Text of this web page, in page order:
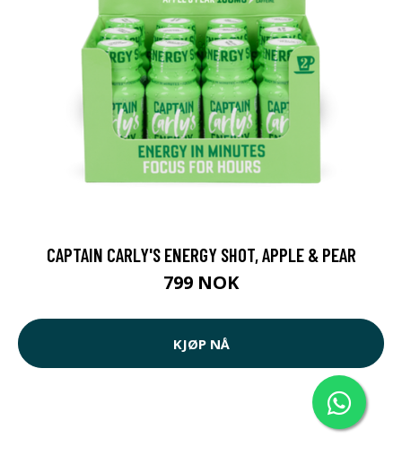
CAPTAIN CARLY'S ENERGY SHOT, APPLE & PEAR
799 NOK
KJØP NÅ